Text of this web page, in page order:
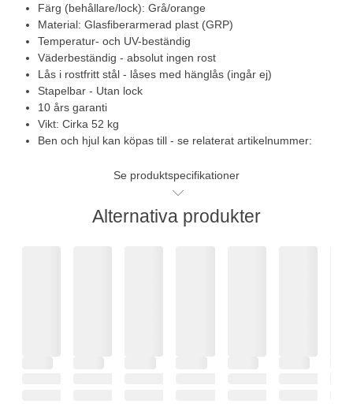
Färg (behållare/lock): Grå/orange
Material: Glasfiberarmerad plast (GRP)
Temperatur- och UV-beständig
Väderbeständig - absolut ingen rost
Lås i rostfritt stål - låses med hänglås (ingår ej)
Stapelbar - Utan lock
10 års garanti
Vikt: Cirka 52 kg
Ben och hjul kan köpas till - se relaterat artikelnummer:
Se produktspecifikationer
Alternativa produkter